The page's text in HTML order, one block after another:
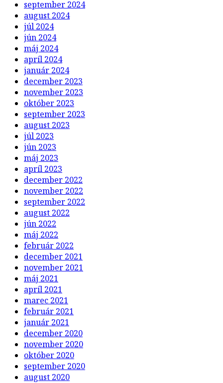
september 2024
august 2024
júl 2024
jún 2024
máj 2024
apríl 2024
január 2024
december 2023
november 2023
október 2023
september 2023
august 2023
júl 2023
jún 2023
máj 2023
apríl 2023
december 2022
november 2022
september 2022
august 2022
jún 2022
máj 2022
február 2022
december 2021
november 2021
máj 2021
apríl 2021
marec 2021
február 2021
január 2021
december 2020
november 2020
október 2020
september 2020
august 2020